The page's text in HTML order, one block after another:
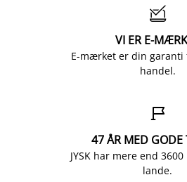

VI ER E-
E-mærket er din garanti
handel.

47 ÅR MED GODE
JYSK har mere end
lande.